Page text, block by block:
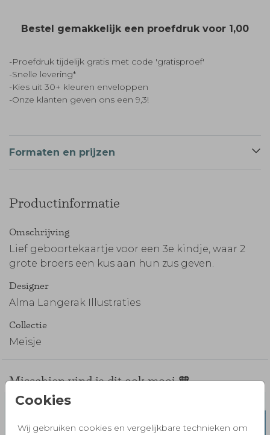
Cookies
Wij gebruiken cookies en vergelijkbare technieken om
Bestel gemakkelijk een proefdruk voor 1,00
-Proefdruk tijdelijk gratis met code 'gratisproef'
-Snelle levering*
-Kies uit 30+ kleuren enveloppen
-Onze klanten geven ons een 9,3!
Formaten en prijzen
Productinformatie
Omschrijving
Lief geboortekaartje voor een 3e kindje, waar 2
grote broers een kus aan hun zus geven.
Designer
Alma Langerak Illustraties
Collectie
Meisje
Misschien vind je dit ook mooi 🧡